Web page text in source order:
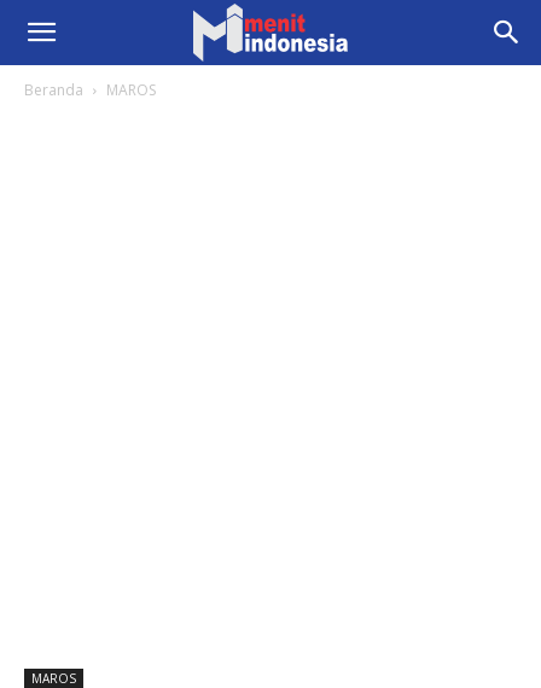
Beranda MAROS
MAROS